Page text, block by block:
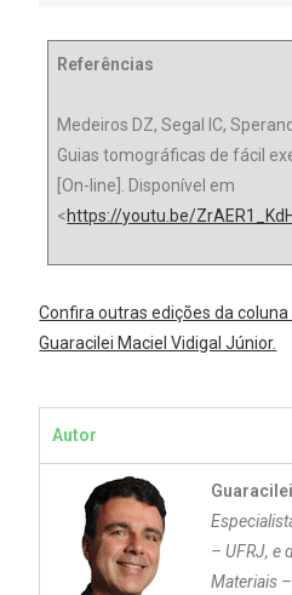
Referências
Medeiros DZ, Segal IC,
Guias tomográficas de fácil
[On-line]. Disponível em
<https://youtu.be/
Confira outras edições da coluna
Guaracilei Maciel Vidigal Júnior.
Autor
– UFRJ, e
Materiais